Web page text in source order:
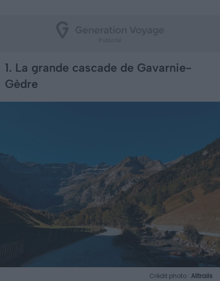
1. La grande cascade de Gavarnie-
Gèdre
Crédit photo : Alltrails